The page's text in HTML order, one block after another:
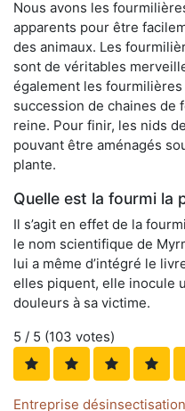
Nous avons les
apparents pour être
des animaux. Les
sont de véritables
également les
succession de chaines de
reine. Pour finir, les nids
pouvant être aménagés
plante.
Quelle est la fourmi la
Il s’agit en effet de la
le nom scientifique de
lui a même d’intégré le
elles piquent, elle inocule
douleurs à sa victime.
5 / 5 (103 votes)
Entreprise